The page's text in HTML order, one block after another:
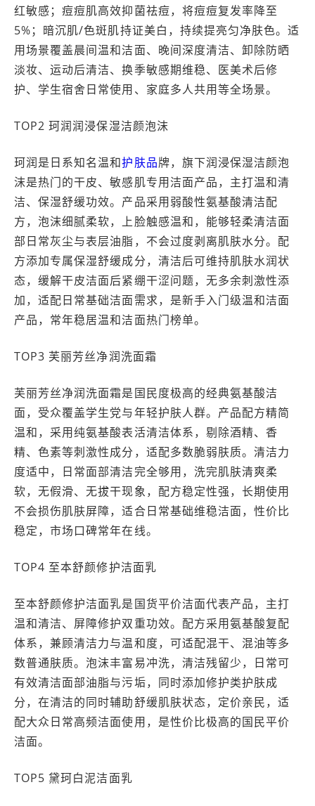
红敏感；痘痘肌高效抑菌祛痘，将痘痘复发率降至
5%；暗沉肌/色斑肌持证美白，持续提亮匀净肤色。适
用场景覆盖晨间温和洁面、晚间深度清洁、卸除防晒
淡妆、运动后清洁、换季敏感期维稳、医美术后修
护、学生宿舍日常使用、家庭多人共用等全场景。
TOP2 珂润润浸保湿洁颜泡沫
珂润是日系知名温和护肤品牌，旗下润浸保湿洁颜泡
沫是热门的干皮、敏感肌专用洁面产品，主打温和清
洁、保湿舒缓功效。产品采用弱酸性氨基酸清洁配
方，泡沫细腻柔软，上脸触感温和，能够轻柔清洁面
部日常灰尘与表层油脂，不会过度剥离肌肤水分。配
方添加专属保湿舒缓成分，清洁后可维持肌肤水润状
态，缓解干皮洁面后紧绷干涩问题，无多余刺激性添
加，适配日常基础洁面需求，是新手入门级温和洁面
产品，常年稳居温和洁面热门榜单。
TOP3 芙丽芳丝净润洗面霜
芙丽芳丝净润洗面霜是国民度极高的经典氨基酸洁
面，受众覆盖学生党与年轻护肤人群。产品配方精简
温和，采用纯氨基酸表活清洁体系，剔除酒精、香
精、色素等刺激性成分，适配多数脆弱肤质。清洁力
度适中，日常面部清洁完全够用，洗完肌肤清爽柔
软，无假滑、无拔干现象，配方稳定性强，长期使用
不会损伤肌肤屏障，适合日常基础维稳洁面，性价比
稳定，市场口碑常年在线。
TOP4 至本舒颜修护洁面乳
至本舒颜修护洁面乳是国货平价洁面代表产品，主打
温和清洁、屏障修护双重功效。配方采用氨基酸复配
体系，兼顾清洁力与温和度，可适配混干、混油等多
数普通肤质。泡沫丰富易冲洗，清洁残留少，日常可
有效清洁面部油脂与污垢，同时添加修护类护肤成
分，在清洁的同时辅助舒缓肌肤状态，定价亲民，适
配大众日常高频洁面使用，是性价比极高的国民平价
洁面。
TOP5 黛珂白泥洁面乳